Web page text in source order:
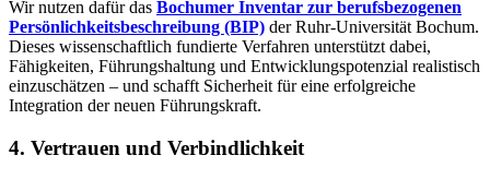
Wir nutzen dafür das Bochumer Inventar zur berufsbezogenen
Persönlichkeitsbeschreibung (BIP) der Ruhr-Universität Bochum.
Dieses wissenschaftlich fundierte Verfahren unterstützt dabei,
Fähigkeiten, Führungshaltung und Entwicklungspotenzial realistisch
einzuschätzen – und schafft Sicherheit für eine erfolgreiche
Integration der neuen Führungskraft.
4. Vertrauen und Verbindlichkeit